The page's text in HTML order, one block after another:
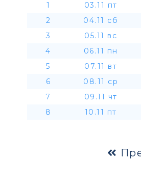
1 03.11 пт
2
04.11 сб
3
05.11 вс
4
06.11 пн
5
07.11 вт
6
08.11 ср
7
09.11 чт
8
10.11 пт